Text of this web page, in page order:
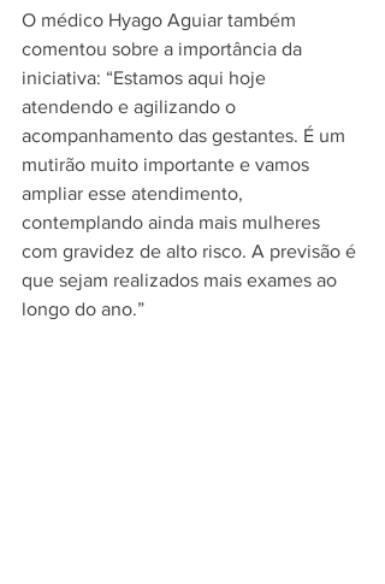
O médico Hyago Aguiar também
comentou sobre a importância da
iniciativa: “Estamos aqui hoje
atendendo e agilizando o
acompanhamento das gestantes. É um
mutirão muito importante e vamos
ampliar esse atendimento,
contemplando ainda mais mulheres
com gravidez de alto risco. A previsão é
que sejam realizados mais exames ao
longo do ano.”